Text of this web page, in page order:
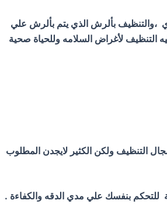
،والتنظيف بألرش الذي يتم بألرش علي
التنظيف لأغراض السلامه وللحياة صحية
التنظيف ولكن الكثير لايجدن المطلوب
للتحكم بنفسك علي مدي الدقه والكفاءة .